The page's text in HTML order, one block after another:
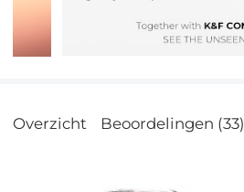
Overzicht Beoordelingen (33)